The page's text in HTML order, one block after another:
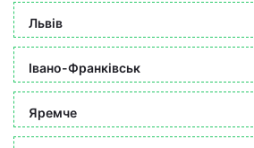
Львів
Івано-Франківськ
Яремче